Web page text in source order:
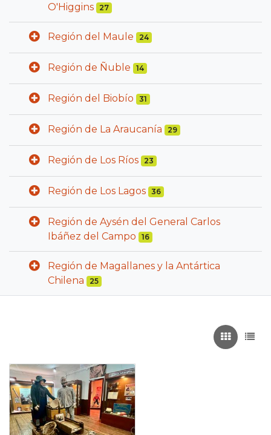
O'Higgins
27
Región del Maule 24
Región de Ñuble 14
Región del Biobío 31
Región de La Araucanía 29
Región de Los Ríos 23
Región de Los Lagos 36
Región de Aysén del General Carlos
Ibáñez del Campo
16
Región de Magallanes y la Antártica
Chilena
25
Recuadros